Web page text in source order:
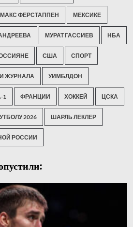
МАКС ФЕРСТАППЕН МЕКСИКЕ
МУРАТ ГАССИЕВ НБА
США СПОРТ
ЖУРНАЛА УИМБЛДОН
1 ФРАНЦИИ ХОККЕЙ ЦСКА
2026 ШАРЛЬ ЛЕКЛЕР
РОССИИ